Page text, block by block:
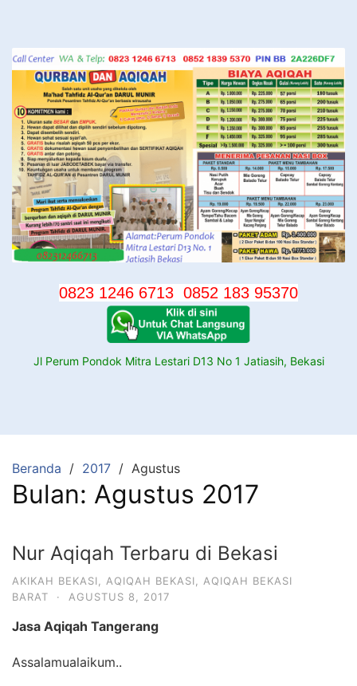
konten
0823 1246 6713 0852 183 95370
Jl Perum Pondok Mitra Lestari D13 No 1 Jatiasih, Bekasi
Beranda 2017 Agustus
Bulan: Agustus 2017
Nur Aqiqah Terbaru di Bekasi
AKIKAH BEKASI AQIQAH BEKASI
AQIQAH BEKASI
BARAT
· AGUSTUS 8, 2017
Jasa Aqiqah Tangerang
Assalamualaikum..